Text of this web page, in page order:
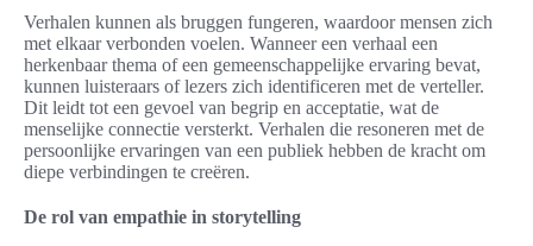
Verhalen kunnen als bruggen fungeren, waardoor mensen zich
met elkaar verbonden voelen. Wanneer een verhaal een
herkenbaar thema of een gemeenschappelijke ervaring bevat,
kunnen luisteraars of lezers zich identificeren met de verteller.
Dit leidt tot een gevoel van begrip en acceptatie, wat de
menselijke connectie versterkt. Verhalen die resoneren met de
persoonlijke ervaringen van een publiek hebben de kracht om
diepe verbindingen te creëren.
De rol van empathie in storytelling